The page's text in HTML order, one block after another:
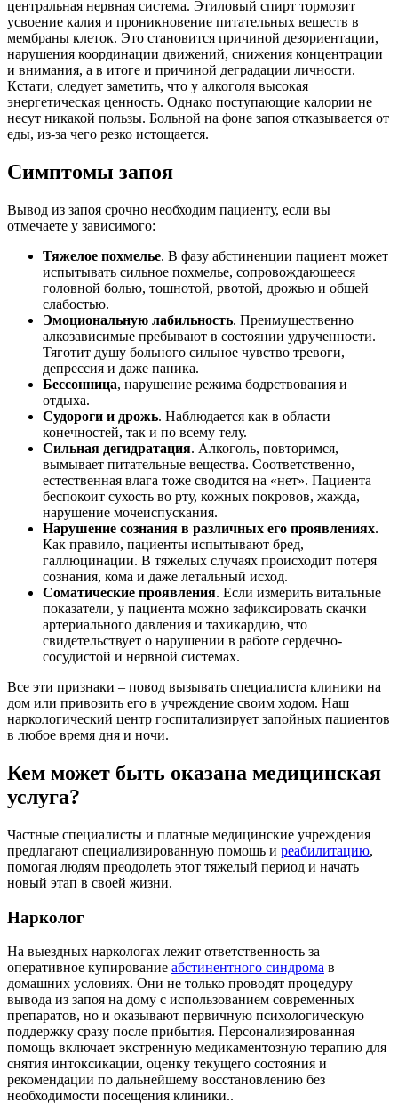
центральная нервная система. Этиловый спирт тормозит
усвоение калия и проникновение питательных веществ в
мембраны клеток. Это становится причиной дезориентации,
нарушения координации движений, снижения концентрации
и внимания, а в итоге и причиной деградации личности.
Кстати, следует заметить, что у алкоголя высокая
энергетическая ценность. Однако поступающие калории не
несут никакой пользы. Больной на фоне запоя отказывается от
еды, из-за чего резко истощается.
Симптомы запоя
Вывод из запоя срочно необходим пациенту, если вы
отмечаете у зависимого:
Тяжелое похмелье. В фазу абстиненции пациент может
испытывать сильное похмелье, сопровождающееся
головной болью, тошнотой, рвотой, дрожью и общей
слабостью.
Эмоциональную лабильность. Преимущественно
алкозависимые пребывают в состоянии удрученности.
Тяготит душу больного сильное чувство тревоги,
депрессия и даже паника.
Бессонница, нарушение режима бодрствования и
отдыха.
Судороги и дрожь. Наблюдается как в области
конечностей, так и по всему телу.
Сильная дегидратация. Алкоголь, повторимся,
вымывает питательные вещества. Соответственно,
естественная влага тоже сводится на «нет». Пациента
беспокоит сухость во рту, кожных покровов, жажда,
нарушение мочеиспускания.
Нарушение сознания в различных его проявлениях.
Как правило, пациенты испытывают бред,
галлюцинации. В тяжелых случаях происходит потеря
сознания, кома и даже летальный исход.
Соматические проявления. Если измерить витальные
показатели, у пациента можно зафиксировать скачки
артериального давления и тахикардию, что
свидетельствует о нарушении в работе сердечно-
сосудистой и нервной системах.
Все эти признаки – повод вызывать специалиста клиники на
дом или привозить его в учреждение своим ходом. Наш
наркологический центр госпитализирует запойных пациентов
в любое время дня и ночи.
Кем может быть оказана медицинская
услуга?
Частные специалисты и платные медицинские учреждения
предлагают специализированную помощь и реабилитацию,
помогая людям преодолеть этот тяжелый период и начать
новый этап в своей жизни.
Нарколог
На выездных наркологах лежит ответственность за
оперативное купирование абстинентного синдрома в
домашних условиях. Они не только проводят процедуру
вывода из запоя на дому с использованием современных
препаратов, но и оказывают первичную психологическую
поддержку сразу после прибытия. Персонализированная
помощь включает экстренную медикаментозную терапию для
снятия интоксикации, оценку текущего состояния и
рекомендации по дальнейшему восстановлению без
необходимости посещения клиники..